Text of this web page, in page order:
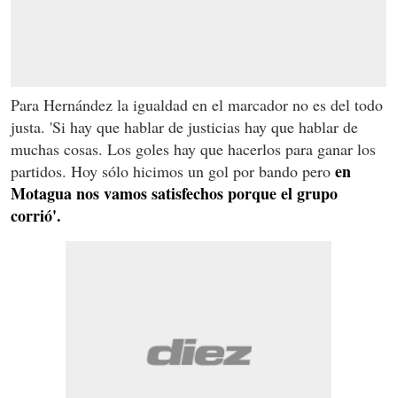
Para Hernández la igualdad en el marcador no es del todo
justa. 'Si hay que hablar de justicias hay que hablar de
muchas cosas. Los goles hay que hacerlos para ganar los
partidos. Hoy sólo hicimos un gol por bando pero en
Motagua nos vamos satisfechos porque el grupo
corrió'.